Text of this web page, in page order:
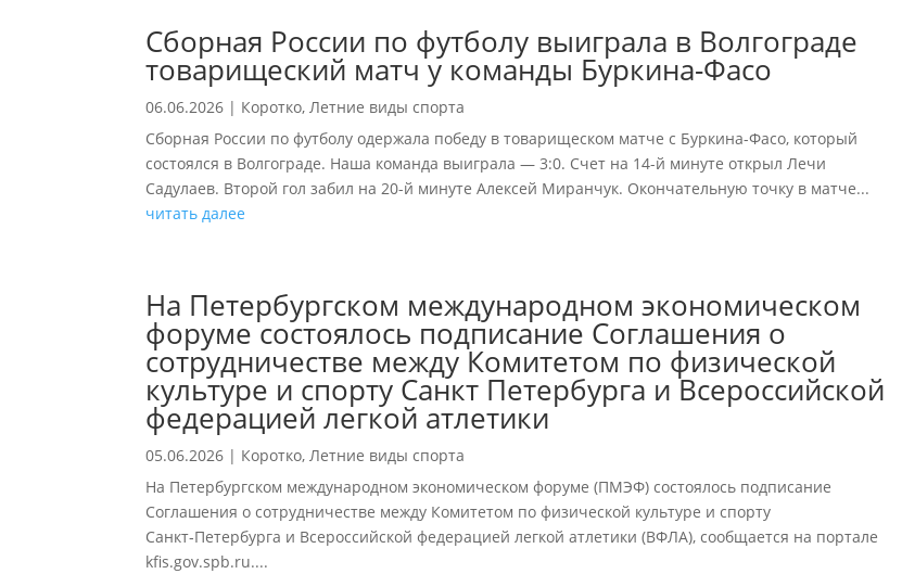
Сборная России по футболу выиграла в Волгограде
товарищеский матч у команды Буркина-Фасо
06.06.2026 | Коротко,Летние виды спорта
Сборная России по футболу одержала победу в товарищеском матче с Буркина-Фасо, который
состоялся в Волгограде. Наша команда выиграла — 3:0. Счет на 14-й минуте открыл Лечи
Садулаев. Второй гол забил на 20-й минуте Алексей Миранчук. Окончательную точку в матче...
читать далее
На Петербургском международном экономическом
форуме состоялось подписание Соглашения о
сотрудничестве между Комитетом по физической
культуре и спорту Санкт Петербурга и Всероссийской
федерацией легкой атлетики
05.06.2026 | Коротко,Летние виды спорта
На Петербургском международном экономическом форуме (ПМЭФ) состоялось подписание
Соглашения о сотрудничестве между Комитетом по физической культуре и спорту
Санкт‑Петербурга и Всероссийской федерацией легкой атлетики (ВФЛА), сообщается на портале
kfis.gov.spb.ru....